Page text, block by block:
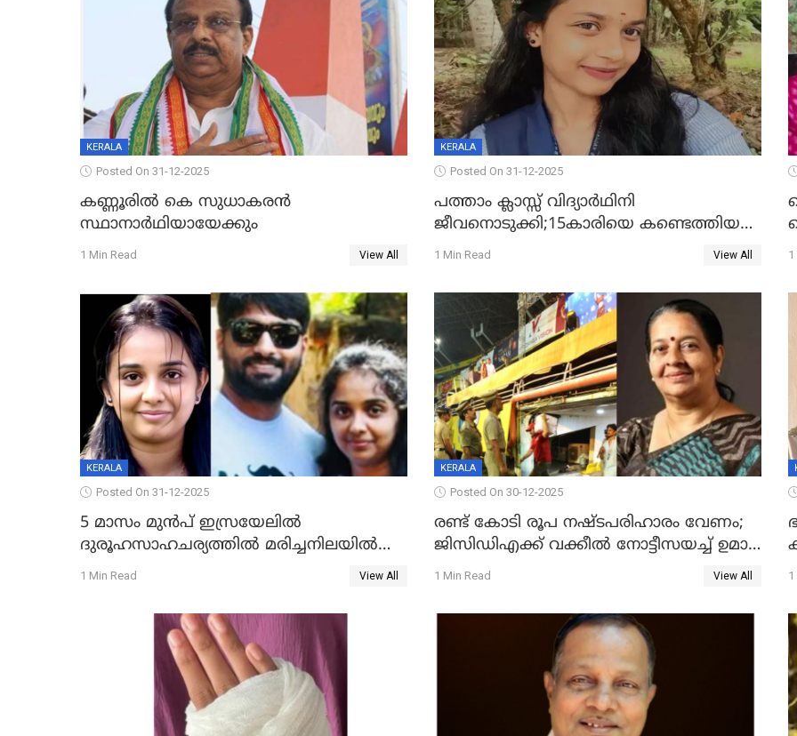
KERALA
Posted On 31-12-2025
കണ്ണൂരിൽ കെ സുധാകരൻ
സ്ഥാനാർഥിയായേക്കും
1 Min Read View All
KERALA
Posted On 31-12-2025
പത്താം ക്ലാസ്സ് വിദ്യാര്‍ഥിനി
ജീവനൊടുക്കി;15കാരിയെ കണ്ടെത്തിയത്
കിടപ്പുമുറിയില്‍ തൂങ്ങി മരിച്ച നിലയിൽ
1 Min Read View All 1
KERALA
Posted On 31-12-2025
5 മാസം മുൻപ് ഇസ്രയേലിൽ
ദുരൂഹസാഹചര്യത്തിൽ മരിച്ചനിലയിൽ
കണ്ടെത്തിയ മലയാളി യുവാവിന്റെ
1 Min Read View All
KERALA
Posted On 30-12-2025
രണ്ട് കോടി രൂപ നഷ്ടപരിഹാരം വേണം;
ജിസിഡിഎക്ക് വക്കീൽ നോട്ടീസയച്ച് ഉമാ
തോമസ്
1 Min Read View All 1